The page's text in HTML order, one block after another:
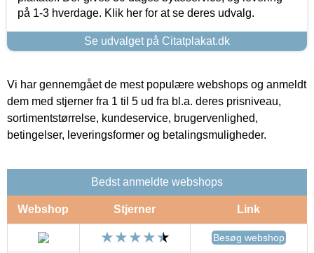
på 1-3 hverdage. Klik her for at se deres udvalg.
Se udvalget på Citatplakat.dk
Vi har gennemgået de mest populære webshops og anmeldt
dem med stjerner fra 1 til 5 ud fra bl.a. deres prisniveau,
sortimentstørrelse, kundeservice, brugervenlighed,
betingelser, leveringsformer og betalingsmuligheder.
Bedst anmeldte webshops
Webshop Stjerner Link
Besøg webshop